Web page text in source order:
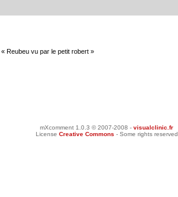
« Reubeu vu par le petit robert »
mXcomment 1.0.3 © 2007-2008 - visualclinic.fr
License Creative Commons - Some rights reserved